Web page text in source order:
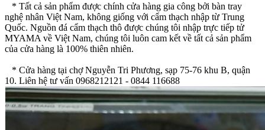
* Tất cả sản phẩm được chính cửa hàng gia công bởi bàn tray
nghệ nhân Việt Nam, không giống với cẩm thạch nhập từ Trung
Quốc. Nguồn đá cẩm thạch thô được chúng tôi nhập trực tiếp tử
MYAMA về Việt Nam, chúng tôi luôn cam kết về tất cả sản phẩm
của cửa hàng là 100% thiên nhiên.
* Cửa hàng tại chợ Nguyễn Tri Phương, sạp 75-76 khu B, quận
10. Liên hệ tư vấn 0968212121 - 0844 116688